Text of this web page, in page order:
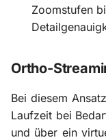
Zoomstufen
Ortho-
Bei diesem
Laufzeit bei
und über ein